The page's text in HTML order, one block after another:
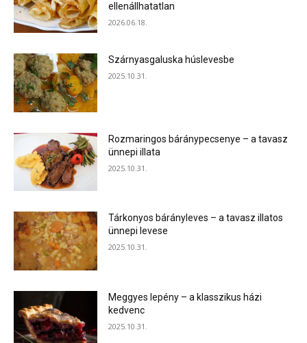
ellenállhatatlan
2026.06.18.
Szárnyasgaluska húslevesbe
2025.10.31.
Rozmaringos báránypecsenye – a tavasz
ünnepi illata
2025.10.31.
Tárkonyos bárányleves – a tavasz illatos
ünnepi levese
2025.10.31.
Meggyes lepény – a klasszikus házi
kedvenc
2025.10.31.